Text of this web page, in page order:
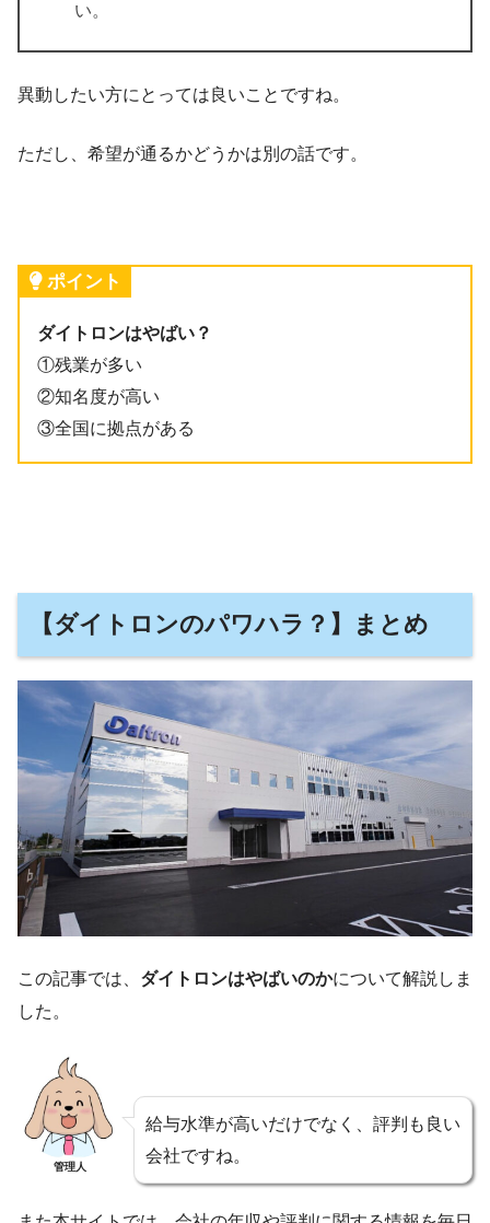
い。
異動したい方にとっては良いことですね。
ただし、希望が通るかどうかは別の話です。
ポイント
ダイトロンはやばい？
①残業が多い
②知名度が高い
③全国に拠点がある
【ダイトロンのパワハラ？】まとめ
この記事では、 ダイトロンはやばいのかについて解説しま
した。
管理人
給与水準が高いだけでなく、評判も良い
会社ですね。